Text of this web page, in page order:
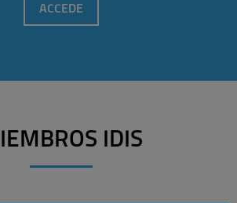
ACCEDE
IDIS